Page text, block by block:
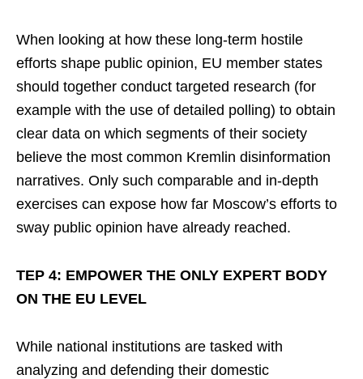
When looking at how these long-term hostile
efforts shape public opinion, EU member states
should together conduct targeted research (for
example with the use of detailed polling) to obtain
clear data on which segments of their society
believe the most common Kremlin disinformation
narratives. Only such comparable and in-depth
exercises can expose how far Moscow’s efforts to
sway public opinion have already reached.
TEP 4: EMPOWER THE ONLY EXPERT BODY
ON THE EU LEVEL
While national institutions are tasked with
analyzing and defending their domestic